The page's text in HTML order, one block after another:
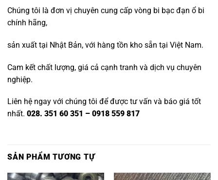
Chúng tôi là đơn vị chuyên cung cấp vòng bi bạc đạn ổ bi
chính hãng,
sản xuất tại Nhật Bản, với hàng tồn kho sẵn tại Việt Nam.
Cam kết chất lượng, giá cả cạnh tranh và dịch vụ chuyên
nghiệp.
Liên hệ ngay với chúng tôi để được tư vấn và báo giá tốt
nhất. 028. 351 60 351 – 0918 559 817
SẢN PHẨM TƯƠNG TỰ